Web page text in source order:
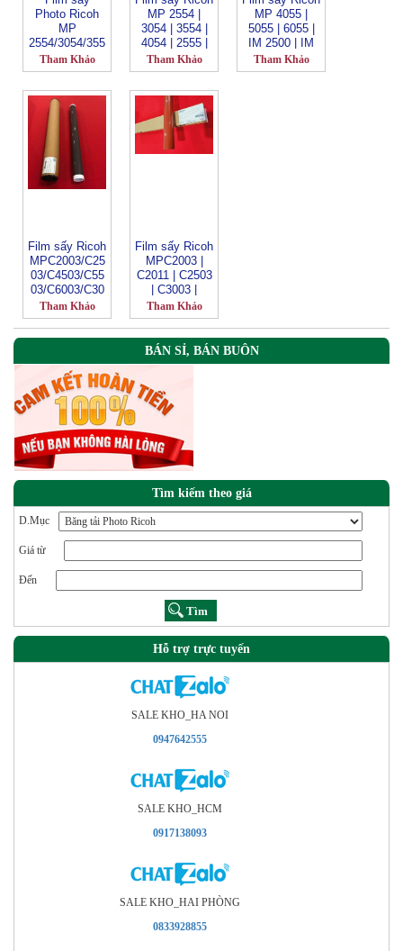
Photo Ricoh
MP
2554/3054/355
4/4054/5054/6
054
Tham Khảo
MP 2554 |
3054 | 3554 |
4054 | 2555 |
3055 | 3555 |
4055 | 5054 |
Tham Khảo
MP 4055 |
5055 | 6055 |
IM 2500 | IM
3000 | IM 3500
| IM 4000 | IM
Tham Khảo
Film sấy Ricoh
MPC2003/C25
03/C4503/C55
03/C6003/C30
03/C3503/C20
11/C2011
Tham Khảo
Film sấy Ricoh
MPC2003 |
C2011 | C2503
| C3003 |
C3503 | C4503
| C5503 |
C6003 | C2004
| C2504 |
C3004 | C3504
C5504 | C6004
| MPC501SP |
IMC2000 |
IMC2500 |
IMC3000 |
IMC3500 |
IMC4500
Tham Khảo
BÁN SỈ, BÁN BUÔN
Tìm kiếm theo giá
D.Mục
Giá từ
Đến
Hỗ trợ trực tuyến
SALE KHO_HA NOI
0947642555
SALE KHO_HCM
0917138093
SALE KHO_HAI PHÒNG
0833928855